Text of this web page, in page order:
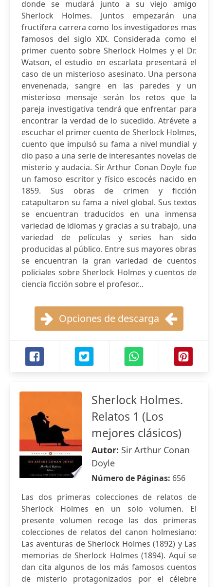
donde se mudará junto a su viejo amigo
Sherlock Holmes. Juntos empezarán una
fructífera carrera como los investigadores mas
famosos del siglo XIX. Considerada como el
primer cuento sobre Sherlock Holmes y el Dr.
Watson, el estudio en escarlata presentará el
caso de un misterioso asesinato. Una persona
envenenada, sangre en las paredes y un
misterioso mensaje serán los retos que la
pareja investigativa tendrá que enfrentar para
encontrar la verdad de lo sucedido. Atrévete a
escuchar el primer cuento de Sherlock Holmes,
cuento que impulsó su fama a nivel mundial y
dio paso a una serie de interesantes novelas de
misterio y audacia. Sir Arthur Conan Doyle fue
un famoso escritor y físico escocés nacido en
1859. Sus obras de crimen y ficción
catapultaron su fama a nivel global. Sus textos
se encuentran traducidos en una inmensa
variedad de idiomas y gracias a su trabajo, una
variedad de películas y series han sido
producidas al público. Entre sus mayores obras
se encuentran la gran variedad de cuentos
policiales sobre Sherlock Holmes y cuentos de
ciencia ficción sobre el profesor...
Opciones de descarga
Sherlock Holmes.
Relatos 1 (Los
mejores clásicos)
Autor: Sir Arthur Conan
Doyle
Número de Páginas: 656
Las dos primeras colecciones de relatos de
Sherlock Holmes en un solo volumen. El
presente volumen recoge las dos primeras
colecciones de relatos del canon holmesiano:
Las aventuras de Sherlock Holmes (1892) y Las
memorias de Sherlock Holmes (1894). Aquí se
dan cita algunos de los más famosos cuentos
de misterio protagonizados por el célebre